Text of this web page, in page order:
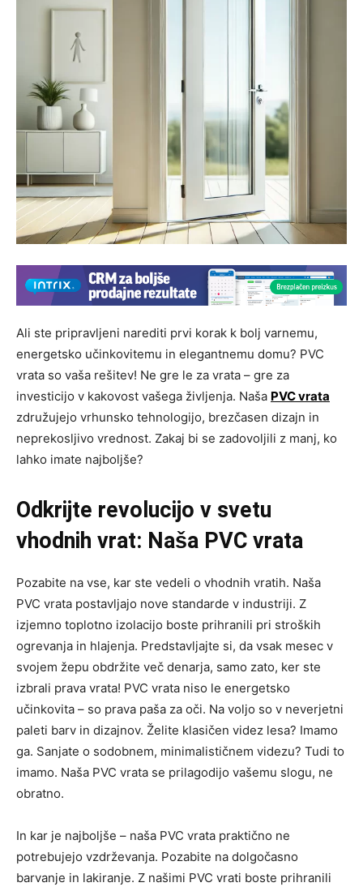
Ali ste pripravljeni narediti prvi korak k bolj varnemu,
energetsko učinkovitemu in elegantnemu domu? PVC
vrata so vaša rešitev! Ne gre le za vrata – gre za
investicijo v kakovost vašega življenja. Naša PVC vrata
združujejo vrhunsko tehnologijo, brezčasen dizajn in
neprekosljivo vrednost. Zakaj bi se zadovoljili z manj, ko
lahko imate najboljše?
Odkrijte revolucijo v svetu
vhodnih vrat: Naša PVC vrata
Pozabite na vse, kar ste vedeli o vhodnih vratih. Naša
PVC vrata postavljajo nove standarde v industriji. Z
izjemno toplotno izolacijo boste prihranili pri stroških
ogrevanja in hlajenja. Predstavljajte si, da vsak mesec v
svojem žepu obdržite več denarja, samo zato, ker ste
izbrali prava vrata! PVC vrata niso le energetsko
učinkovita – so prava paša za oči. Na voljo so v neverjetni
paleti barv in dizajnov. Želite klasičen videz lesa? Imamo
ga. Sanjate o sodobnem, minimalističnem videzu? Tudi to
imamo. Naša PVC vrata se prilagodijo vašemu slogu, ne
obratno.
In kar je najboljše – naša PVC vrata praktično ne
potrebujejo vzdrževanja. Pozabite na dolgočasno
barvanje in lakiranje. Z našimi PVC vrati boste prihranili